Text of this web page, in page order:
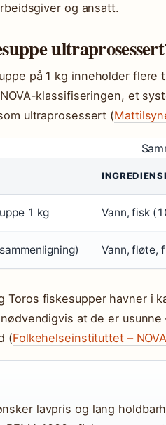
og ansatt.
på 1 kg inneholder
klassifiseringen, et
ultraprosessert (
1 kg Vann, fisk
Vann, fløte,
Toros fiskesupper havner i
at de er
(Folkehelseinstituttet –
lavpris og lang